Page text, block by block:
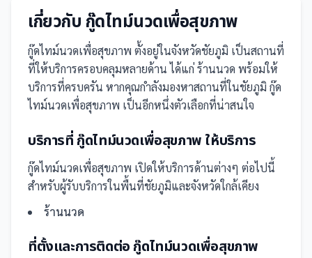
เกี่ยวกับ กู๊ดไทม์นวดเพื่อสุขภาพ
กู๊ดไทม์นวดเพื่อสุขภาพ ตั้งอยู่ในจังหวัดชัยภูมิ เป็นสถานที่
ที่ให้บริการครอบคลุมหลายด้าน ได้แก่ ร้านนวด พร้อมให้
บริการที่ครบครัน หากคุณกำลังมองหาสถานที่ในชัยภูมิ กู๊ด
ไทม์นวดเพื่อสุขภาพ เป็นอีกหนึ่งตัวเลือกที่น่าสนใจ
บริการที่ กู๊ดไทม์นวดเพื่อสุขภาพ ให้บริการ
กู๊ดไทม์นวดเพื่อสุขภาพ เปิดให้บริการด้านต่างๆ ต่อไปนี้
สำหรับผู้รับบริการในพื้นที่ชัยภูมิและจังหวัดใกล้เคียง
ร้านนวด
ที่ตั้งและการติดต่อ กู๊ดไทม์นวดเพื่อสุขภาพ